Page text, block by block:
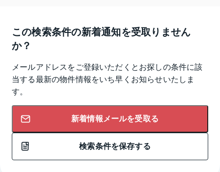
この検索条件の新着通知を受取りません
か？
メールアドレスをご登録いただくとお探しの条件に該
当する最新の物件情報をいち早くお知らせいたしま
す。
新着情報メールを受取る
検索条件を保存する